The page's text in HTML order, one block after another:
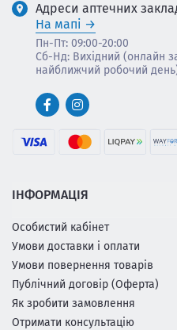
ІНФОРМАЦІЯ
Особистий кабінет
Умови доставки і оплати
Умови повернення товарів
Публічний договір (Оферта)
Як зробити замовлення
Отримати консультацію
Адреси аптечних
На мапі
Пн-Пт: 09:00-20:00
Сб-Нд: Вихідний (онлайн
найближчий робочий